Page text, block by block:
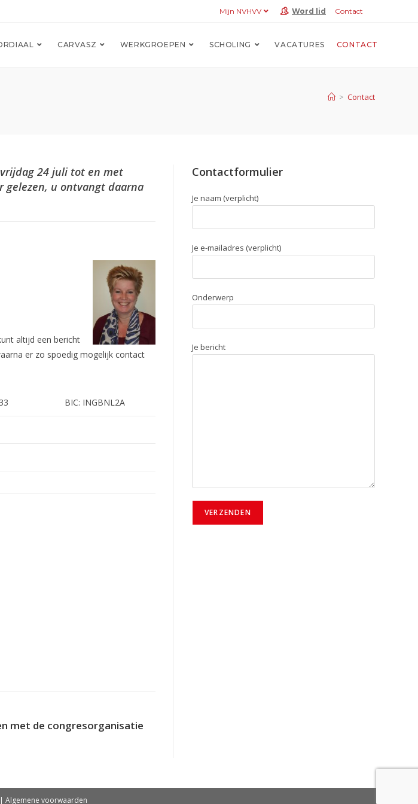
Mijn NVHVV Word lid Contact
CARVASZ WERKGROEPEN SCHOLING VACATURES CONTACT
> Contact
24 juli tot en met
gelezen, u ontvangt daarna
altijd een bericht
er zo spoedig mogelijk contact
BIC: INGBNL2A
met de congresorganisatie
Contactformulier
Je naam (verplicht)
Je e-mailadres (verplicht)
Onderwerp
Je bericht
Gelieve dit veld leeg te laten.
Algemene voorwaarden